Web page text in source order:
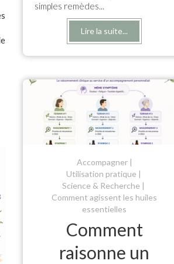
simples remèdes...
Lire la suite...
Accompagner
Utilisation pratique
Science & Recherche
Comment agissent les huiles
essentielles
Comment
raisonne un